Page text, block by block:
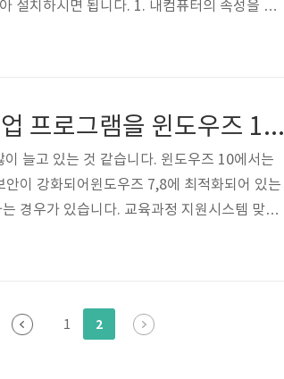
. 1. 내컴퓨터의 속성을 클릭
운로드 받기: https://www.microsoft.com/ko-
교육과정지원시스템 맞춤수업 프로그램을 윈도우즈 10에서 사용하기
늘고 있는 것 같습니다. 윈도우즈 10에서는
이 강화되어윈도우즈 7,8에 최적화되어 있는
경우가 있습니다. 교육과정 지원시스템 맞춤
즈 10에서 조금 번거롭지만 추가 조치를 해주
한 실행을 위한 호환성 문제 해결 (바로가기) 4.
1 2